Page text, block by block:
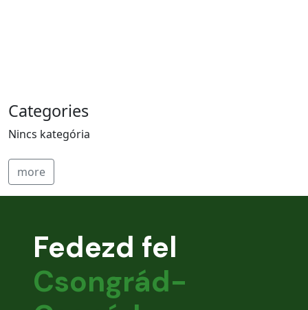
Categories
Nincs kategória
more
Fedezd fel
Csongrád-